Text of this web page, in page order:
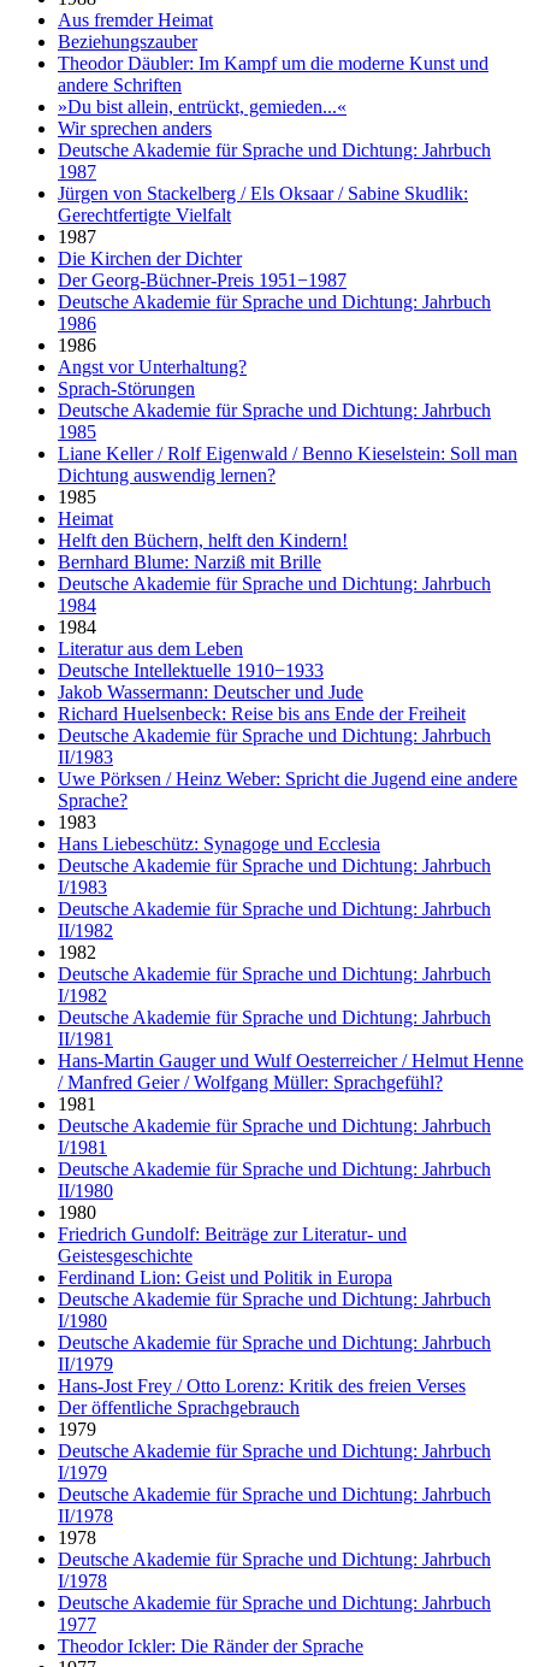
Aus fremder Heimat
Beziehungszauber
Theodor Däubler: Im Kampf um die moderne Kunst und
andere Schriften
»Du bist allein, entrückt, gemieden...«
Wir sprechen anders
Deutsche Akademie für Sprache und Dichtung: Jahrbuch
1987
Jürgen von Stackelberg / Els Oksaar / Sabine Skudlik:
Gerechtfertigte Vielfalt
1987
Die Kirchen der Dichter
Der Georg-Büchner-Preis 1951−1987
Deutsche Akademie für Sprache und Dichtung: Jahrbuch
1986
1986
Angst vor Unterhaltung?
Sprach-Störungen
Deutsche Akademie für Sprache und Dichtung: Jahrbuch
1985
Liane Keller / Rolf Eigenwald / Benno Kieselstein: Soll man
Dichtung auswendig lernen?
1985
Heimat
Helft den Büchern, helft den Kindern!
Bernhard Blume: Narziß mit Brille
Deutsche Akademie für Sprache und Dichtung: Jahrbuch
1984
1984
Literatur aus dem Leben
Deutsche Intellektuelle 1910−1933
Jakob Wassermann: Deutscher und Jude
Richard Huelsenbeck: Reise bis ans Ende der Freiheit
Deutsche Akademie für Sprache und Dichtung: Jahrbuch
II/1983
Uwe Pörksen / Heinz Weber: Spricht die Jugend eine andere
Sprache?
1983
Hans Liebeschütz: Synagoge und Ecclesia
Deutsche Akademie für Sprache und Dichtung: Jahrbuch
I/1983
Deutsche Akademie für Sprache und Dichtung: Jahrbuch
II/1982
1982
Deutsche Akademie für Sprache und Dichtung: Jahrbuch
I/1982
Deutsche Akademie für Sprache und Dichtung: Jahrbuch
II/1981
Hans-Martin Gauger und Wulf Oesterreicher / Helmut Henne
/ Manfred Geier / Wolfgang Müller: Sprachgefühl?
1981
Deutsche Akademie für Sprache und Dichtung: Jahrbuch
I/1981
Deutsche Akademie für Sprache und Dichtung: Jahrbuch
II/1980
1980
Friedrich Gundolf: Beiträge zur Literatur- und
Geistesgeschichte
Ferdinand Lion: Geist und Politik in Europa
Deutsche Akademie für Sprache und Dichtung: Jahrbuch
I/1980
Deutsche Akademie für Sprache und Dichtung: Jahrbuch
II/1979
Hans-Jost Frey / Otto Lorenz: Kritik des freien Verses
Der öffentliche Sprachgebrauch
1979
Deutsche Akademie für Sprache und Dichtung: Jahrbuch
I/1979
Deutsche Akademie für Sprache und Dichtung: Jahrbuch
II/1978
1978
Deutsche Akademie für Sprache und Dichtung: Jahrbuch
I/1978
Deutsche Akademie für Sprache und Dichtung: Jahrbuch
1977
Theodor Ickler: Die Ränder der Sprache